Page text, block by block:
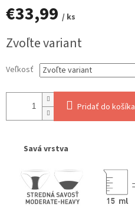
€33,99 / ks
cena:
Zvoľte variant
Veľkosť
Pridať do košíka
Savá vrstva